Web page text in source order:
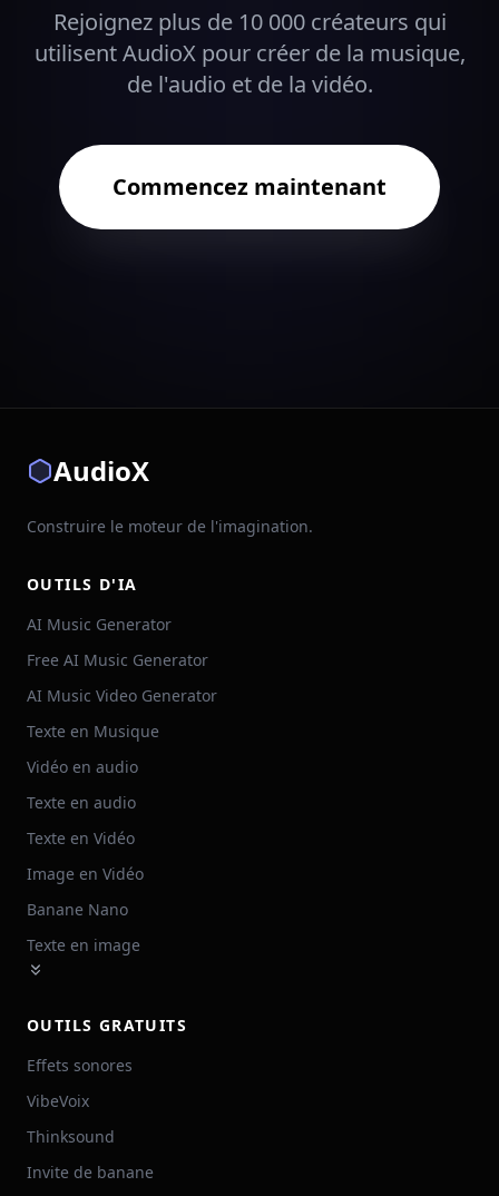
Rejoignez plus de 10 000 créateurs qui
utilisent AudioX pour créer de la musique,
de l'audio et de la vidéo.
Commencez maintenant
AudioX
Construire le moteur de l'imagination.
OUTILS D'IA
AI Music Generator
Free AI Music Generator
AI Music Video Generator
Texte en Musique
Vidéo en audio
Texte en audio
Texte en Vidéo
Image en Vidéo
Banane Nano
Texte en image
OUTILS GRATUITS
Effets sonores
VibeVoix
Thinksound
Invite de banane